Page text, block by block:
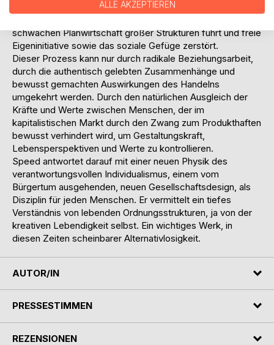
Kapitalismus auf, der die Lähmung der kreativen Kräfte
schwachen Planwirtschaft großer Strukturen führt und freie
Eigeninitiative sowie das soziale Gefüge zerstört.
Dieser Prozess kann nur durch radikale Beziehungsarbeit,
durch die authentisch gelebten Zusammenhänge und
bewusst gemachten Auswirkungen des Handelns
umgekehrt werden. Durch den natürlichen Ausgleich der
Kräfte und Werte zwischen Menschen, der im
kapitalistischen Markt durch den Zwang zum Produkthaften
bewusst verhindert wird, um Gestaltungskraft,
Lebensperspektiven und Werte zu kontrollieren.
Speed antwortet darauf mit einer neuen Physik des
verantwortungsvollen Individualismus, einem vom
Bürgertum ausgehenden, neuen Gesellschaftsdesign, als
Disziplin für jeden Menschen. Er vermittelt ein tiefes
Verständnis von lebenden Ordnungsstrukturen, ja von der
kreativen Lebendigkeit selbst. Ein wichtiges Werk, in
diesen Zeiten scheinbarer Alternativlosigkeit.
AUTOR/IN
PRESSESTIMMEN
REZENSIONEN
ALLE AKZEPTIEREN